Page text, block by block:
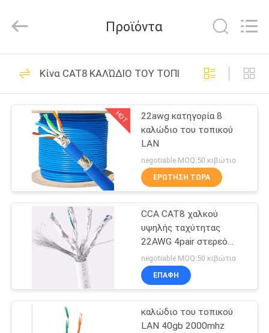
ΣΠΊΤΙ
ΠΡΟΪΌΝΤΑ
ΒΊΝΤΕΟ
ΠΕΡΊΠΟΥ
ΕΜΕΊΣ
ΓΎΡΟΣ
ΕΡΓΟΣΤΑΣΊΩΝ
ΠΟΙΟΤΙΚΌΣ
ΈΛΕΓΧΟΣ
Cable
Industry
All
Reserved.
Καλώδιο του
τοπικού LAN
δικτύων
95
CAT5E καλώδιο του
τοπικού LAN
38
Προϊόντα
Κίνα CAT8 ΚΑΛΏΔΙΟ ΤΟΥ ΤΟΠΙΚΟΎ LAN
HOT
22awg κατηγορία 8
καλώδιο του τοπικού
LAN
negotiable MOQ:50 κιβώτια
ΕΡΏΤΗΣΗ ΤΏΡΑ
CCA CAT8 χαλκού
υψηλής ταχύτητας
22AWG 4pair στερεό
γυμνό καλώδιο του
τοπικού LAN, σκοινί
Cat8 Ethernet
negotiable MOQ:50 κιβώτια
ΕΠΑΦΉ
καλώδιο του τοπικού
LAN 40gb 2000mhz